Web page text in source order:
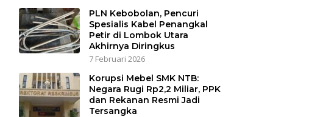
PLN Kebobolan, Pencuri
Spesialis Kabel Penangkal
Petir di Lombok Utara
Akhirnya Diringkus
7 Februari 2026
Korupsi Mebel SMK NTB:
Negara Rugi Rp2,2 Miliar, PPK
dan Rekanan Resmi Jadi
Tersangka